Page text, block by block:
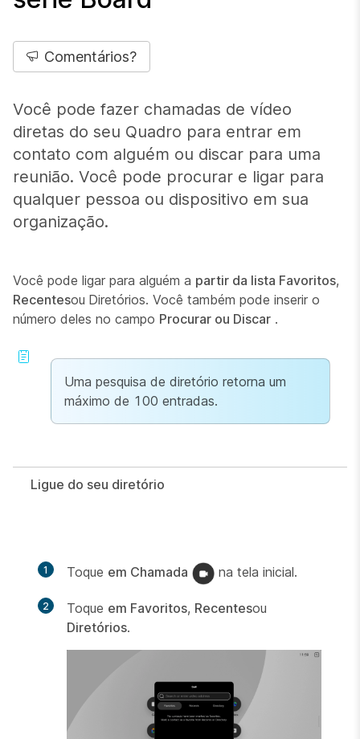
Comentários?
Você pode fazer chamadas de vídeo
diretas do seu Quadro para entrar em
contato com alguém ou discar para uma
reunião. Você pode procurar e ligar para
qualquer pessoa ou dispositivo em sua
organização.
Você pode ligar para alguém a partir da lista Favoritos,
Recentesou Diretórios. Você também pode inserir o
número deles no campo Procurar ou Discar .
Uma pesquisa de diretório retorna um
máximo de 100 entradas.
Ligue do seu diretório
1 Toque em Chamada na tela inicial.
2 Toque em Favoritos, Recentesou
Diretórios.